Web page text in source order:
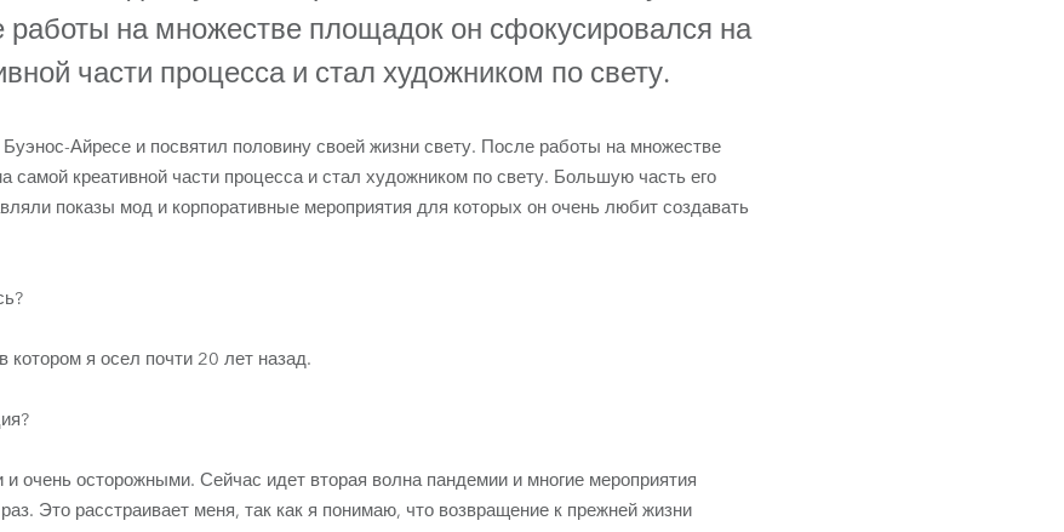
Czech and Slovak Republic
Торговые представители
Развитие бизнеса
работы на множестве площадок он сфокусировался на
части процесса и стал художником по свету.
Айресе и посвятил половину своей жизни свету. После работы на множестве
самой креативной части процесса и стал художником по свету. Большую часть его
показы мод и корпоративные мероприятия для которых он очень любит создавать
я осел почти 20 лет назад.
очень осторожными. Сейчас идет вторая волна пандемии и многие мероприятия
Это расстраивает меня, так как я понимаю, что возвращение к прежней жизни